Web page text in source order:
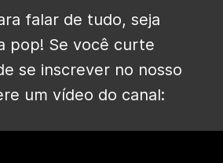
falar de tudo, seja
pop! Se você curte
se inscrever no nosso
um vídeo do canal: